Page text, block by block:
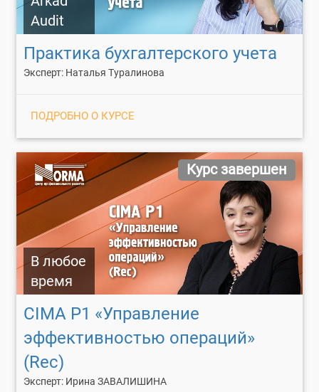
Audit
Практика бухгалтерского учета
Эксперт: Наталья Туралинова
ПОДРОБНО О КУРСЕ
В любое
время
Курс завершен
CIMA P1 «Управление
эффективностью операций»
(Rec)
Эксперт: Ирина ЗАВАЛИШИНА